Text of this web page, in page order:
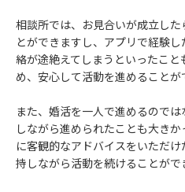
相談所では、お見合いが成立し
とができますし、アプリで経験
絡が途絶えてしまうといったこ
め、安心して活動を進めることが
また、婚活を一人で進めるので
しながら進められたことも大き
に客観的なアドバイスをいただ
持しながら活動を続けることがで